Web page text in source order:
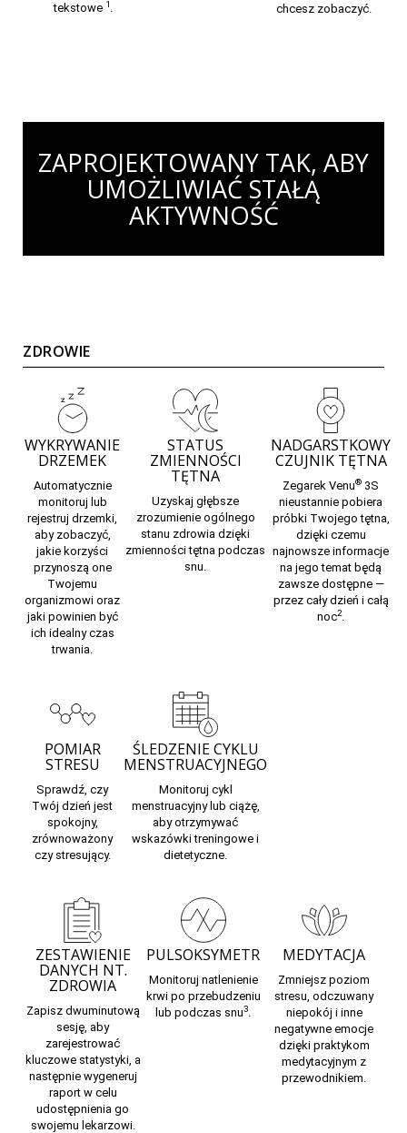
tekstowe 1 chcesz zobaczyć.
ZAPROJEKTOWANY TAK, ABY
UMOŻLIWIAĆ STAŁĄ
AKTYWNOŚĆ
ZDROWIE
WYKRYWANIE
DRZEMEK
Automatycznie
monitoruj lub
rejestruj drzemki,
aby zobaczyć,
jakie korzyści
przynoszą one
Twojemu
organizmowi oraz
jaki powinien być
ich idealny czas
trwania.
STATUS
ZMIENNOŚCI
TĘTNA
Uzyskaj głębsze
zrozumienie ogólnego
stanu zdrowia dzięki
zmienności tętna podczas
snu.
NADGARSTKOWY
CZUJNIK TĘTNA
Zegarek Venu® 3S
nieustannie pobiera
próbki Twojegotętna,
dzięki czemu
najnowsze informacje
na jego temat będą
zawsze dostępne —
przez cały dzień i całą
noc2.
POMIAR
STRESU
Sprawdź, czy
Twój dzień jest
spokojny,
zrównoważony
czy stresujący.
ŚLEDZENIE CYKLU
MENSTRUACYJNEGO
Monitoruj cykl
menstruacyjnylub ciążę,
aby otrzymywać
wskazówki treningowe i
dietetyczne.
ZESTAWIENIE
DANYCH NT.
ZDROWIA
Zapisz dwuminutową
sesję, aby
zarejestrować
kluczowe statystyki, a
następnie wygeneruj
raport w celu
udostępnienia go
swojemu lekarzowi.
PULSOKSYMETR
Monitoruj natlenienie
krwipo przebudzeniu
lub podczas snu3
MEDYTACJA
Zmniejsz poziom
stresu, odczuwany
niepokój i inne
negatywne emocje
dzięki praktykom
medytacyjnym z
przewodnikiem.